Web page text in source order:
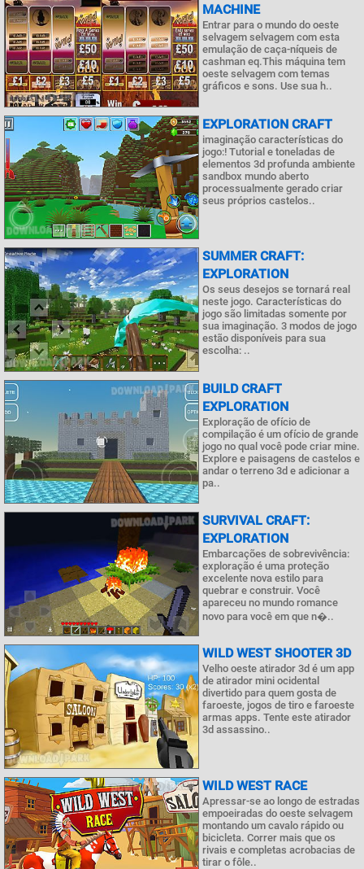
MACHINE
Entrar para o mundo do oeste
selvagem selvagem com esta
emulação de caça-níqueis de
cashman eq.This máquina tem
oeste selvagem com temas
gráficos e sons. Use sua h..
EXPLORATION CRAFT
imaginação características do
jogo:! Tutorial e toneladas de
elementos 3d profunda ambiente
sandbox mundo aberto
processualmente gerado criar
seus próprios castelos..
SUMMER CRAFT:
EXPLORATION
Os seus desejos se tornará real
neste jogo. Características do
jogo são limitadas somente por
sua imaginação. 3 modos de jogo
estão disponíveis para sua
escolha: ..
BUILD CRAFT
EXPLORATION
Exploração de ofício de
compilação é um ofício de grande
jogo no qual você pode criar mine.
Explore e paisagens de castelos e
andar o terreno 3d e adicionar a
pa..
SURVIVAL CRAFT:
EXPLORATION
Embarcações de sobrevivência:
exploração é uma proteção
excelente nova estilo para
quebrar e construir. Você
apareceu no mundo romance
novo para você em que n�..
WILD WEST SHOOTER 3D
Velho oeste atirador 3d é um app
de atirador mini ocidental
divertido para quem gosta de
faroeste, jogos de tiro e faroeste
armas apps. Tente este atirador
3d assassino..
WILD WEST RACE
Apressar-se ao longo de estradas
empoeiradas do oeste selvagem
montando um cavalo rápido ou
bicicleta. Correr mais que os
rivais e completas acrobacias de
tirar o fôle..